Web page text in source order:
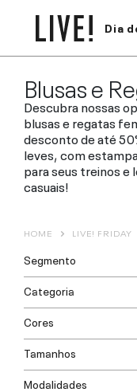
Dia
Blusas e
Descubra nossas
blusas e regatas
desconto de até
leves, com
para seus treinos e
casuais!
HOME LIVE! FRIDAY
Segmento
Categoria
Cores
Tamanhos
Modalidades